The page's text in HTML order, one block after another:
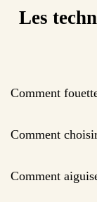
Les
Comment
Comment
Comment